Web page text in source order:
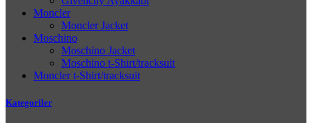
Moncler
Moncler Jacket
Moschino
Moschino Jacket
Moschino t-Shirt/tracksuit
Moncler t-Shirt/tracksuit
Kategoriler